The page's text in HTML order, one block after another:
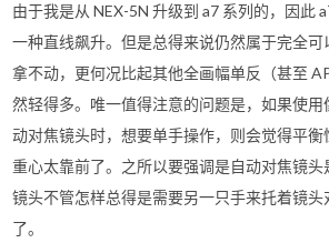
由于我是从 NEX-5N 升级到 a7 系列的，因此
一种直线飙升。但是总得来说仍然属于完全
拿不动，更何况比起其他全画幅单反（甚至
然轻得多。唯一值得注意的问题是，如果使用
动对焦镜头时，想要单手操作，则会觉得平
重心太靠前了。之所以要强调是自动对焦镜
镜头不管怎样总得是需要另一只手来托着镜头
了。